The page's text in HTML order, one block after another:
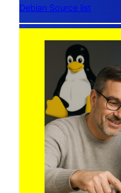
Debian Source list